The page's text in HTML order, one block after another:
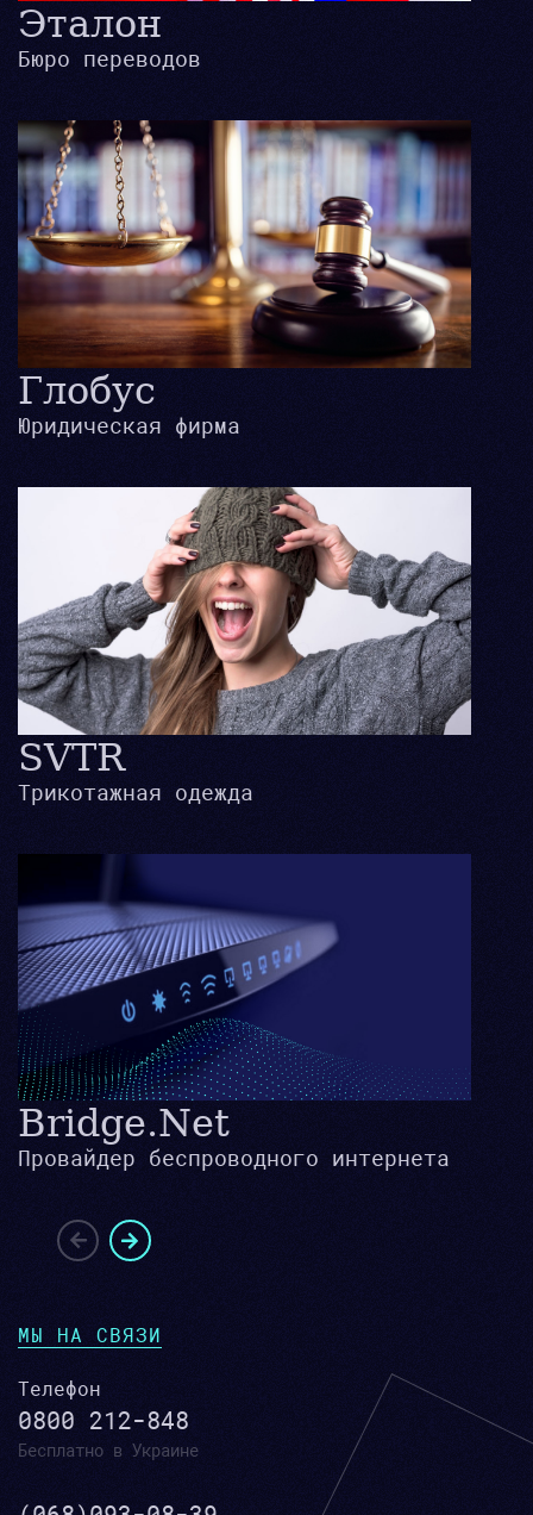
Эталон
Бюро переводов
Глобус
Юридическая фирма
SVTR
Трикотажная одежда
Bridge.Net
Провайдер беспроводного интернета
МЫ НА СВЯЗИ
Телефон
0800 212-848
Бесплатно в Украине